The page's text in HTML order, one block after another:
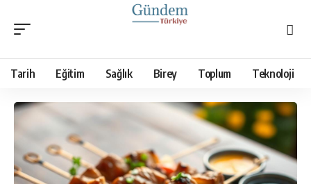
Tarih Eğitim Sağlık Birey Toplum Teknoloji